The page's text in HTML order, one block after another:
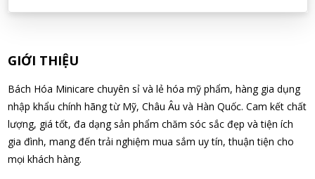
08/08/2026
Đặng Hòa Khánh Yên đã mua sản phẩm Men Vi Sinh BioGaia
Nhật Bản lọ 5ml cho trẻ Sơ Sinh
08/08/2026
Nguyễn Văn Cảnh đã mua sản phẩm Sữa Meiji số 0 Hohoemi
Milk (0-1 tuổi), hàng nội địa Nhật (hộp thiếc 800g)
08/08/2026
GIỚI THIỆU
Bách Hóa Minicare chuyên sỉ và lẻ hóa mỹ phẩm, hàng gia dụng
nhập khẩu chính hãng từ Mỹ, Châu Âu và Hàn Quốc. Cam kết chất
lượng, giá tốt, đa dạng sản phẩm chăm sóc sắc đẹp và tiện ích
gia đình, mang đến trải nghiệm mua sắm uy tín, thuận tiện cho
mọi khách hàng.